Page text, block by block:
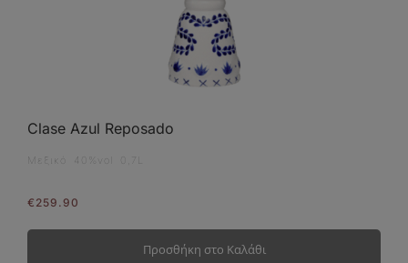
Clase Azul Reposado
Μεξικό 40%vol 0,7L
€ 259.90
Προσθήκη στο Καλάθι